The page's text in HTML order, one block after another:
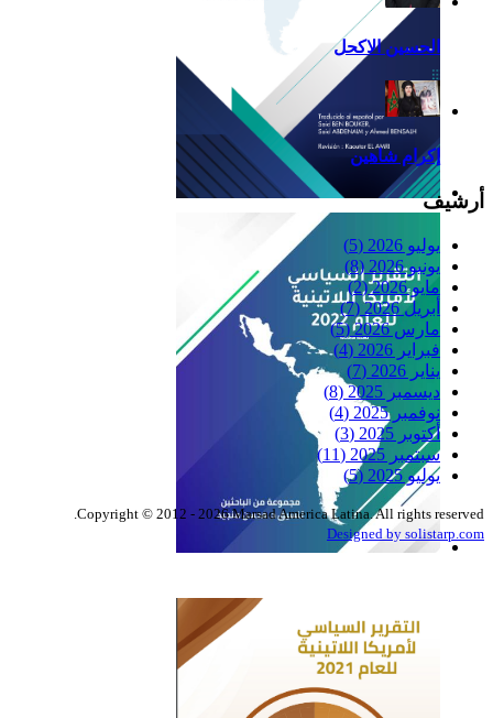
Reflexiones
الحسين الاكحل
إكرام شاهين
أرشيف
يوليو 2026
(5)
يونيو 2026
(8)
مايو 2026
(2)
أبريل 2026
(7)
مارس 2026
(5)
فبراير 2026
(4)
يناير 2026
(7)
ديسمبر 2025
(8)
نوفمبر 2025
(4)
أكتوبر 2025
(3)
سبتمبر 2025
(11)
يوليو 2025
(5)
Copyright © 2012 - 2026 Marsad America Latina. All rights reserved.
Designed by solistarp.com